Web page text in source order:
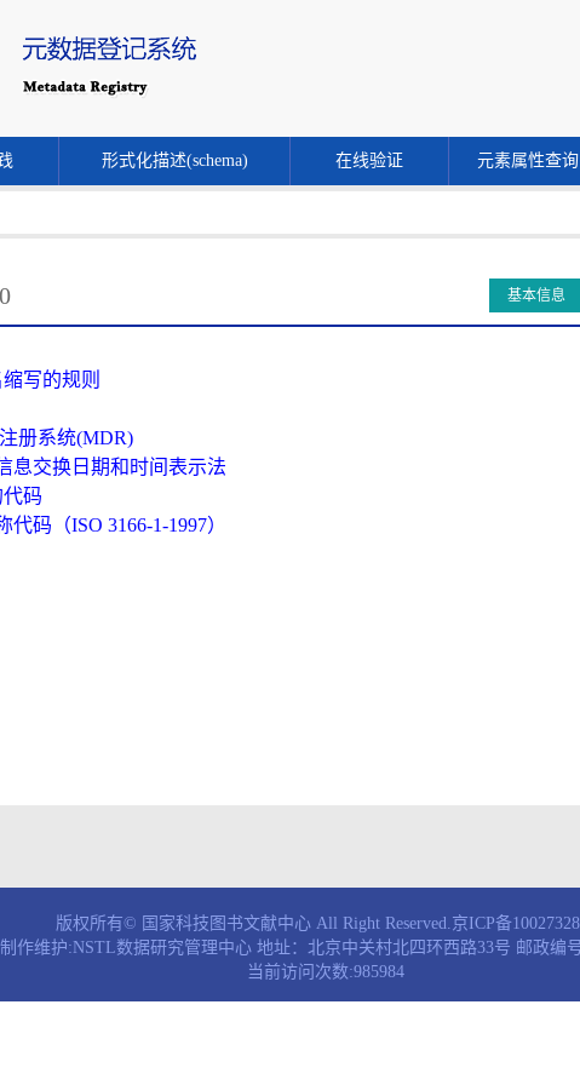
形式化描述(schema) 在线验证 元素属性查询
基本信息
写的规则
册系统(MDR)
息交换日期和时间表示法
码
码（ISO 3166-1-1997）
版权所有© 国家科技图书文献中心 All Right Reserved.京ICP备
制作维护:NSTL数据研究管理中心 地址：北京中关村北四环西路33号 邮政编
当前访问次数:985984